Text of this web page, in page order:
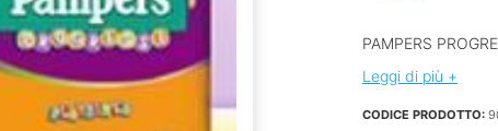
PAMPERS
Leggi di più +
CODICE PRODOTTO: